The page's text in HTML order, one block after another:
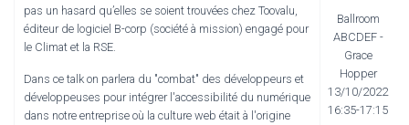
pas un hasard qu’elles se soient trouvées chez Toovalu,
éditeur de logiciel B-corp (société à mission) engagé pour
le Climat et la RSE.
Dans ce talk on parlera du "combat" des développeurs et
développeuses pour intégrer l'accessibilité du numérique
dans notre entreprise où la culture web était à l'origine
Ballroom
ABCDEF -
Grace
Hopper
13/10/2022
16:35-17:15